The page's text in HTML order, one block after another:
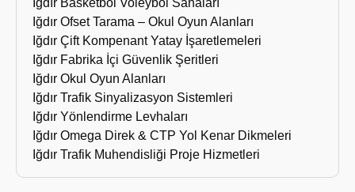
Iğdır Basketbol Voleybol Sahaları
Iğdır Ofset Tarama – Okul Oyun Alanları
Iğdır Çift Kompenant Yatay İşaretlemeleri
Iğdır Fabrika İçi Güvenlik Şeritleri
Iğdır Okul Oyun Alanları
Iğdır Trafik Sinyalizasyon Sistemleri
Iğdır Yönlendirme Levhaları
Iğdır Omega Direk & CTP Yol Kenar Dikmeleri
Iğdır Trafik Muhendisliği Proje Hizmetleri